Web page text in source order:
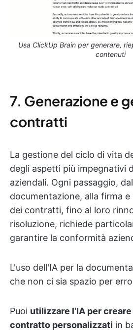
Usa ClickUp Brain per generare,
contenuti
7. Generazione e
contratti
La gestione del ciclo di vita
degli aspetti più impegnativi
aziendali. Ogni passaggio,
documentazione, alla firma
dei contratti, fino al loro
risoluzione, richiede
garantire la conformità
L'uso dell'IA per la
che non ci sia spazio per
Puoi utilizzare l'IA per
contratto personalizzati in